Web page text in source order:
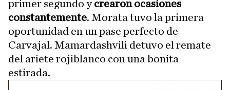
primer segundo ycrearon ocasiones
constantemente. Morata tuvo la primera
oportunidad en un pase perfecto de
Carvajal. Mamardashvili detuvo el remate
del ariete rojiblanco con una bonita
estirada.